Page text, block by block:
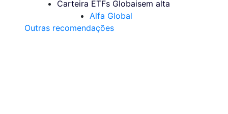
Carteira ETFs Globaisem alta
Alfa Global
Outras recomendações